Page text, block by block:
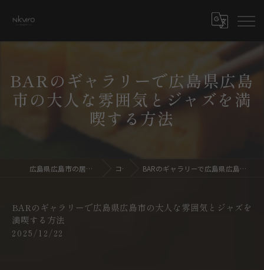
BARのギャラリーで広島県広島
市の大人な雰囲気とジャズを満
喫する方法
広島県広島市の居酒屋ならdining bar NKURO コラム BARのギャラリーで広島県広島市の大人な雰囲気とジャズを満喫する方法
BARのギャラリーで広島県広島市の大人な雰囲気とジャズを
満喫する方法
2025/12/22